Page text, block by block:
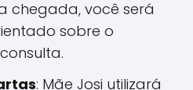
chegada, você será
sobre o
: Mãe Josi utilizará